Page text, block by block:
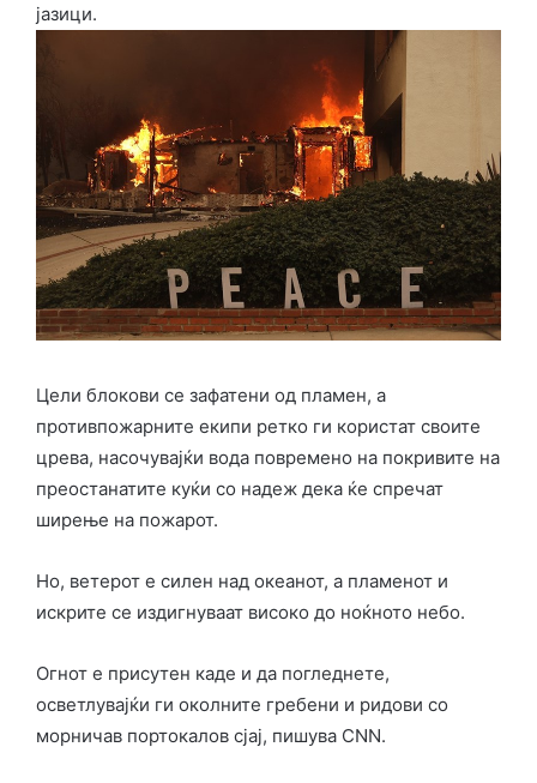
јазици.
Цели блокови се зафатени од пламен, а
противпожарните екипи ретко ги користат своите
црева, насочувајќи вода повремено на покривите на
преостанатите куќи со надеж дека ќе спречат
ширење на пожарот.
Но, ветерот е силен над океанот, а пламенот и
искрите се издигнуваат високо до ноќното небо.
Огнот е присутен каде и да погледнете,
осветлувајќи ги околните гребени и ридови со
морничав портокалов сјај, пишува CNN.